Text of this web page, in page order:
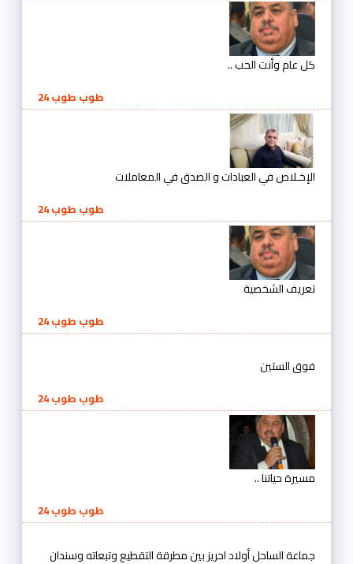
كل عام وأنت الحب ..
طوب طوب 24
الإخـلاص في العبادات و الصدق في المعاملات
طوب طوب 24
تعريف الشخصية
طوب طوب 24
فوق الستين
طوب طوب 24
مسيرة حياتنا ..
طوب طوب 24
جماعة الساحل أولاد احريز بين مطرقة التقطيع وتبعاته وسندان